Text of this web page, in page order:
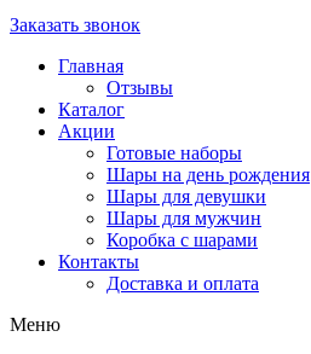
Заказать звонок
Главная
Отзывы
Каталог
Акции
Готовые наборы
Шары на день рождения
Шары для девушки
Шары для мужчин
Коробка с шарами
Контакты
Доставка и оплата
Меню